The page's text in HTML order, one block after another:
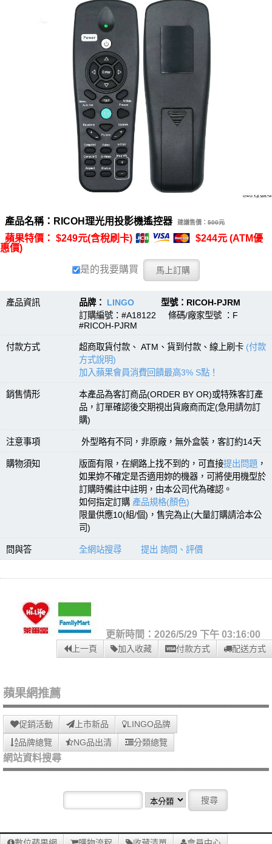
產品名稱：RICOH理光用投影機遙控器 建議售價： 500元
蘋果特價： $249元(含稅刷卡)
$244元 (ATM優
惠價)
是的我要購買
產品資訊 品牌： LINGO 型號：RICOH-PJRM
訂購編號：#A18122 條碼/廠家型號 ：F
#RICOH-PJRM
付款方式 超商取貨付款、 ATM、貨到付款、線上刷卡 (付款
方式說明)
加入蘋果會員消費回饋最高3% S點！
銷售情形
本產品為客訂商品(ORDER BY OR)或特殊客訂產
品，訂單確認後交期視出貨廠商而定(急用請勿訂
購)
注意事項 外型略有不同，非原廠，無外盒裝，客訂約14天
購物須知 版面有限，在網路上找不到的，可直接提出問題 ，
如果妳不確定是否適用妳的機器，可將使用機型於
訂購時備註中註明，由本公司代為確認。
如何指定訂購 產品規格(顏色)
限量供應10(組/個)，售完為止(大量訂購請洽本公
司)
問與答 全網站搜尋 提出 詢問、評價
更新時間：2026/5/29 下午 03:16:00
上一頁 加入收藏 付款方式 配送方式
蘋果網推薦
促銷活動 上市新品
LINGO品牌
品牌總覽
NG品出清 分類總覽
網站資料搜尋